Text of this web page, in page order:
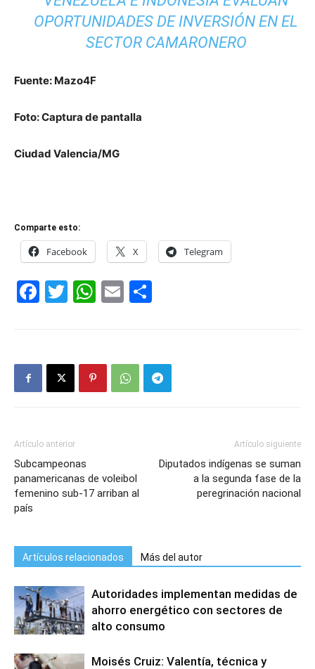
OPORTUNIDADES DE INVERSIÓN EN EL
SECTOR CAMARONERO
Fuente: Mazo4F
Foto: Captura de pantalla
Ciudad Valencia/MG
Comparte esto:
Facebook X Telegram
Facebook
Twitter
WhatsApp
Email
Artículo anterior
Subcampeonas
panamericanas de voleibol
femenino sub-17 arriban al
país
Artículo siguiente
Diputados indígenas se suman
a la segunda fase de la
peregrinación nacional
Artículos relacionados Más del autor
Autoridades implementan medidas de
ahorro energético con sectores de
alto consumo
Moisés Cruiz: Valentía, técnica y